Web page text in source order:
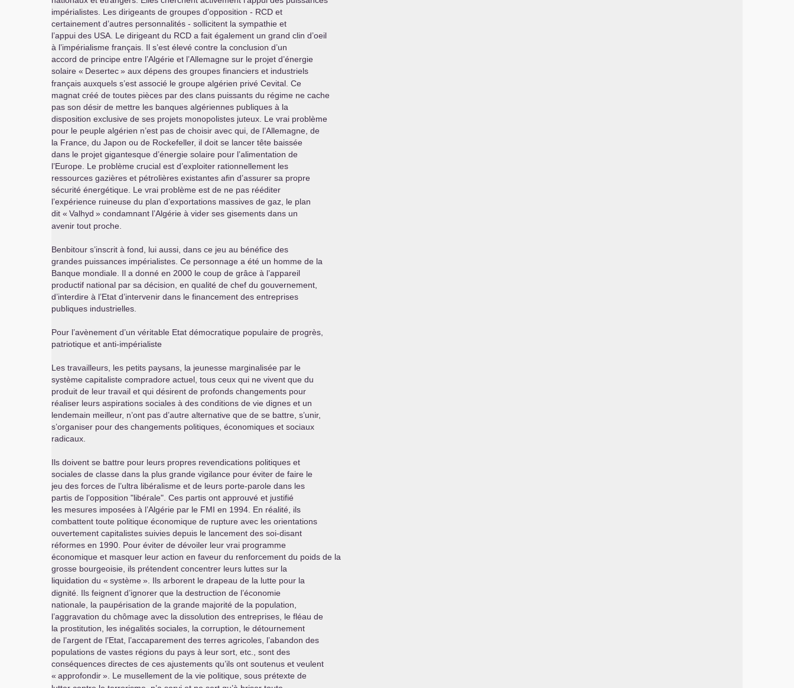
impérialistes. Les dirigeants de groupes d’opposition - RCD et
certainement d’autres personnalités - sollicitent la sympathie et
l’appui des USA . Le dirigeant du RCD a fait également un grand clin d’oeil
à l’impérialisme français. Il s’est élevé contre la conclusion d’un
accord de principe entre l’Algérie et l’Allemagne sur le projet d’énergie
solaire « Desertec» aux dépens des groupes financiers et industriels
français auxquels s’est associé le groupe algérien privé Cevital. Ce
magnat créé de toutes pièces par des clans puissants du régime ne cache
pas son désir de mettre les banques algériennes publiques à la
disposition exclusive de ses projets monopolistes juteux. Le vrai problème
pour le peuple algérien n’est pas de choisir avec qui, de l’Allemagne, de
la France, du Japon ou de Rockefeller, il doit se lancer tête baissée
dans le projet gigantesque d’énergie solaire pour l’alimentation de
l’Europe. Le problème crucial est d’exploiter rationnellement les
ressources gazières et pétrolières existantes afin d’assurer sa propre
sécurité énergétique. Le vrai problème est de ne pas rééditer
l’expérience ruineuse du plan d’exportations massives de gaz, le plan
dit « Valhyd » condamnant l’Algérie à vider ses gisements dans un
avenir tout proche.
Benbitour s’inscrit à fond, lui aussi, dans ce jeu au bénéfice des
grandes puissances impérialistes. Ce personnage a été un homme de la
Banque mondiale. Il a donné en 2000 le coup de grâce à l’appareil
productif national par sa décision, en qualité de chef du gouvernement,
d’interdire à l’Etat d’intervenir dans le financement des entreprises
publiques industrielles.
Pour l’avènement d’un véritable Etat démocratique populaire de progrès,
patriotique et anti-impérialiste
Les travailleurs, les petits paysans, la jeunesse marginalisée par le
système capitaliste compradore actuel, tous ceux qui ne vivent que du
produit de leur travail et qui désirent de profonds changements pour
réaliser leurs aspirations sociales à des conditions de vie dignes et un
lendemain meilleur, n’ont pas d’autre alternative que de se battre, s’unir,
s’organiser pour des changements politiques, économiques et sociaux
radicaux.
Ils doivent se battre pour leurs propres revendications politiques et
sociales de classe dans la plus grande vigilance pour éviter de faire le
jeu des forces de l’ultra libéralisme et de leurs porte-parole dans les
partis de l’opposition "libérale". Ces partis ont approuvé et justifié
les mesures imposées à l’Algérie par le FMI en 1994. En réalité, ils
combattent toute politique économique de rupture avec les orientations
ouvertement capitalistes suivies depuis le lancement des soi-disant
réformes en 1990. Pour éviter de dévoiler leur vrai programme
économique et masquer leur action en faveur du renforcement du poids de la
grosse bourgeoisie, ils prétendent concentrer leurs luttes sur la
liquidation du « système». Ils arborent le drapeau de la lutte pour la
dignité. Ils feignent d’ignorer que la destruction de l’économie
nationale, la paupérisation de la grande majorité de la population,
l’aggravation du chômage avec la dissolution des entreprises, le fléau de
la prostitution, les inégalités sociales, la corruption, le détournement
de l’argent de l’Etat, l’accaparement des terres agricoles, l’abandon des
populations de vastes régions du pays à leur sort, etc., sont des
conséquences directes de ces ajustements qu’ils ont soutenus et veulent
« approfondir». Le musellement de la vie politique, sous prétexte de